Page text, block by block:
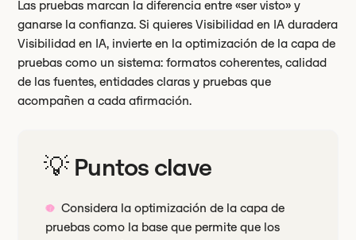
Las pruebas marcan la diferencia entre «ser visto» y
ganarse la confianza. Si quieres Visibilidad en IA duradera
Visibilidad en IA, invierte en la optimización de la capa de
pruebas como un sistema: formatos coherentes, calidad
de las fuentes, entidades claras y pruebas que
acompañen a cada afirmación.
💡 Puntos clave
Considera la optimización de la capa de
pruebas como la base que permite que los